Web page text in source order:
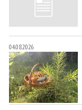
04.08.2026